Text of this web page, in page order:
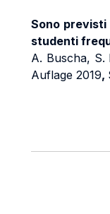
Sono
studenti
A. Buscha, S.
Auflage 2019,